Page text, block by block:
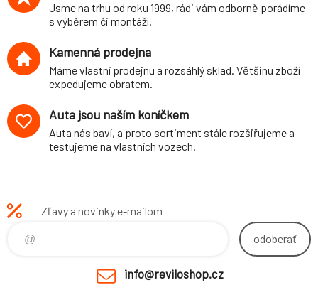
Jsme na trhu od roku 1999, rádi vám odborně porádíme
s výběrem či montáží.
Kamenná prodejna
Máme vlastní prodejnu a rozsáhlý sklad. Většinu zboží
expedujeme obratem.
Auta jsou naším koníčkem
Auta nás baví, a proto sortiment stále rozšiřujeme a
testujeme na vlastních vozech.
Zľavy a novinky e-mailom
odoberať
info@reviloshop.cz